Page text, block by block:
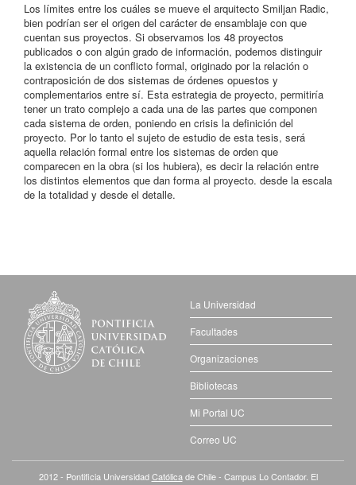
Los límites entre los cuáles se mueve el arquitecto Smiljan Radic,
bien podrían ser el origen del carácter de ensamblaje con que
cuentan sus proyectos. Si observamos los 48 proyectos
publicados o con algún grado de información, podemos distinguir
la existencia de un conflicto formal, originado por la relación o
contraposición de dos sistemas de órdenes opuestos y
complementarios entre sí. Esta estrategia de proyecto, permitiría
tener un trato complejo a cada una de las partes que componen
cada sistema de orden, poniendo en crisis la definición del
proyecto. Por lo tanto el sujeto de estudio de esta tesis, será
aquella relación formal entre los sistemas de orden que
comparecen en la obra (si los hubiera), es decir la relación entre
los distintos elementos que dan forma al proyecto. desde la escala
de la totalidad y desde el detalle.
La Universidad
Facultades
Organizaciones
Bibliotecas
Mi Portal UC
Correo UC
2012 - Pontificia UniversidadCatólicade Chile - Campus Lo Contador. El